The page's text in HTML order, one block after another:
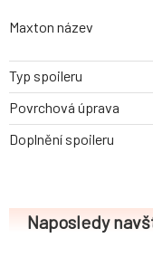
Maxton název
Typ spoileru
Povrchová úprava
Doplnění spoileru
Naposledy